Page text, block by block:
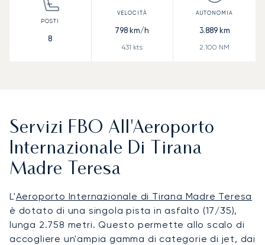
8
798 km/h
431 kts
3.889km
2.100 NM
Servizi FBO All'Aeroporto
Internazionale Di Tirana
Madre Teresa
L'Aeroporto Internazionale di Tirana Madre Teresa
è dotato di una singola pista in asfalto (17/35),
lunga 2.758 metri. Questo permette allo scalo di
accogliere un'ampia gamma di categorie di jet, dai